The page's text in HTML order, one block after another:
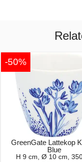
-50%
GreenGate Lattekop
Blue
H 9 cm, Ø 10 cm,